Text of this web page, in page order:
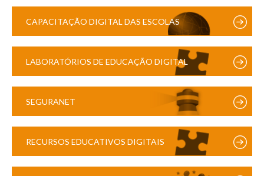
CAPACITAÇÃO DIGITAL DAS ESCOLAS
LABORATÓRIOS DE EDUCAÇÃO DIGITAL
SEGURANET
RECURSOS EDUCATIVOS DIGITAIS